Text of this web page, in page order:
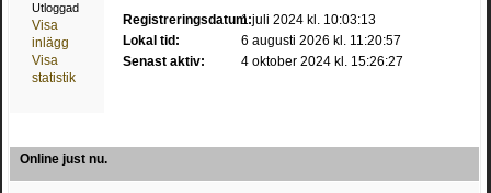
Utloggad
Visa
inlägg
Visa
statistik
Registreringsdatum:1 juli 2024 kl. 10:03:13
Lokal tid:
6 augusti 2026 kl. 11:20:57
Senast aktiv:
4 oktober 2024 kl. 15:26:27
Online just nu.